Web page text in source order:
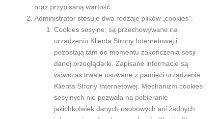
oraz przypisaną wartość.
Administrator stosuje dwa rodzaje plików „cookies”:
Cookies sesyjne: są przechowywane na
urządzeniu Klienta Strony Internetowej i
pozostają tam do momentu zakończenia sesji
danej przeglądarki. Zapisane informacje są
wówczas trwale usuwane z pamięci urządzenia
Klienta Strony Internetowej. Mechanizm cookies
sesyjnych nie pozwala na pobieranie
jakichkolwiek danych osobowych ani żadnych